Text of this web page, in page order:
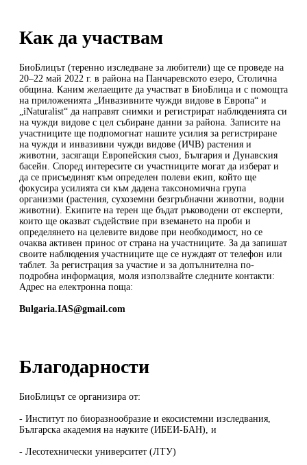
Как да участвам
БиоБлицът (теренно изследване за любители) ще се проведе на
20–22 май 2022 г. в района на Панчаревското езеро, Столична
община. Каним желаещите да участват в БиоБлицa и с помощта
на приложенията „Инвазивните чужди видове в Европа“ и
„iNaturalist“ да направят снимки и регистрират наблюденията си
на чужди видове с цел събиране данни за района. Записите на
участниците ще подпомогнат нашите усилия за регистриране
на чужди и инвазивни чужди видове (ИЧВ) растения и
животни, засягащи Европейския съюз, България и Дунавския
басейн. Според интересите си участниците могат да изберат и
да се присъединят към определен полеви екип, който ще
фокусира усилията си към дадена таксономична група
организми (растения, сухоземни безгръбначни животни, водни
животни). Екипите на терен ще бъдат ръководени от експерти,
които ще оказват съдействие при вземането на проби и
определянето на целевите видове при необходимост, но се
очаква активен принос от страна на участниците. За да запишат
своите наблюдения участниците ще се нуждаят от телефон или
таблет. За регистрация за участие и за допълнителна по-
подробна информация, моля използвайте следните контакти:
Адрес на електронна поща:
Bulgaria.IAS@gmail.com
Благодарности
БиоБлицът се организира от:
- Институт по биоразнообразие и екосистемни изследвания,
Българска академия на науките (ИБЕИ-БАН), и
- Лесотехнически университет (ЛТУ)